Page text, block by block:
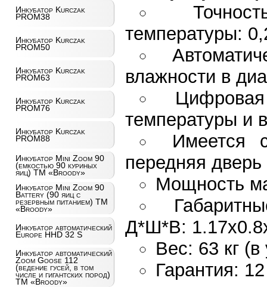
Инкубатор Kurczak
PROM38
Инкубатор Kurczak
PROM50
Инкубатор Kurczak
PROM63
Инкубатор Kurczak
PROM76
Инкубатор Kurczak
PROM88
Инкубатор Mini Zoom 90
(емкостью 90 куриных
яиц) ТМ «Broody»
Инкубатор Mini Zoom 90
Battery (90 яиц с
резервным питанием) ТМ
«Broody»
Инкубатор автоматический
Europe HHD 32 S
Инкубатор автоматический
Zoom Goose 112
(ведение гусей, в том
числе и гигантских пород)
ТМ «Broody»
температуры:
влажности в
температуры и
Имеется
передняя
Мощность
Д*Ш*В:
Вес: 63 кг (в
Гарантия: